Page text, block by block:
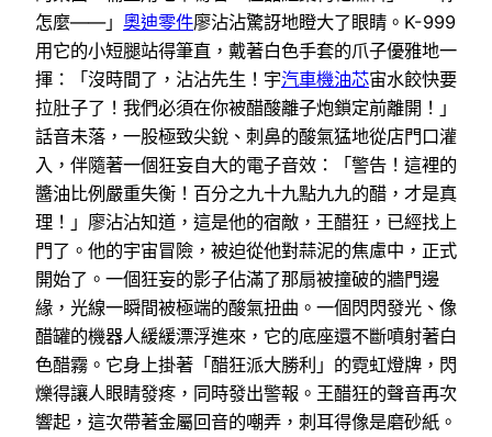
怎麼——」 奧迪零件廖沾沾驚訝地瞪大了眼睛。K-999
用它的小短腿站得筆直，戴著白色手套的爪子優雅地一
揮：「沒時間了，沾沾先生！宇汽車機油芯宙水餃快要
拉肚子了！我們必須在你被醋酸離子炮鎖定前離開！」
話音未落，一股極致尖銳、刺鼻的酸氣猛地從店門口灌
入，伴隨著一個狂妄自大的電子音效：「警告！這裡的
醬油比例嚴重失衡！百分之九十九點九九的醋，才是真
理！」廖沾沾知道，這是他的宿敵，王醋狂，已經找上
門了。他的宇宙冒險，被迫從他對蒜泥的焦慮中，正式
開始了。一個狂妄的影子佔滿了那扇被撞破的牆門邊
緣，光線一瞬間被極端的酸氣扭曲。一個閃閃發光、像
醋罐的機器人緩緩漂浮進來，它的底座還不斷噴射著白
色醋霧。它身上掛著「醋狂派大勝利」的霓虹燈牌，閃
爍得讓人眼睛發疼，同時發出警報。王醋狂的聲音再次
響起，這次帶著金屬回音的嘲弄，刺耳得像是磨砂紙。